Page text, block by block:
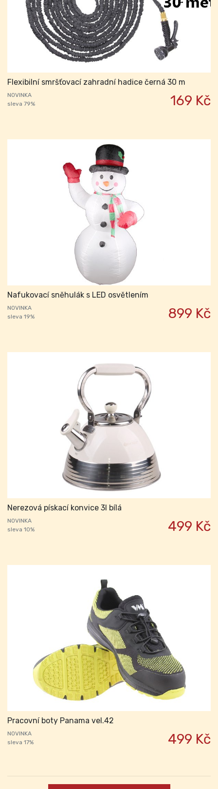
Flexibilní smršťovací zahradní hadice černá 30 m
NOVINKA
sleva 79%
169 Kč
Nafukovací sněhulák s LED osvětlením
NOVINKA
sleva 19%
899 Kč
Nerezová pískací konvice 3l bílá
NOVINKA
sleva 10%
499 Kč
Pracovní boty Panama vel.42
NOVINKA
sleva 17%
499 Kč